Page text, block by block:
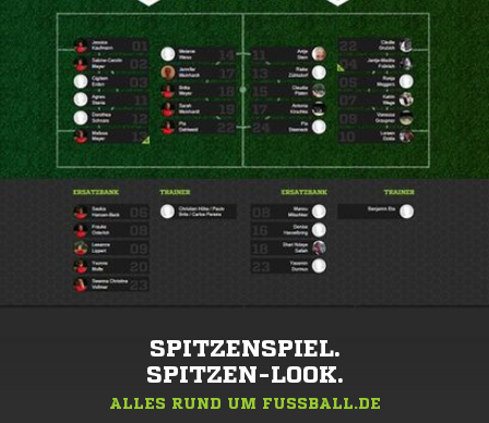
SPITZENSPIEL.
SPITZEN-LOOK.
ALLES RUND UM FUSSBALL.DE